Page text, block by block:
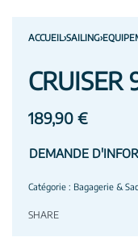
ACCUEIL›SAILING›
CRUISER
189,90 €
DEMANDE
Catégorie : Bagagerie &
SHARE